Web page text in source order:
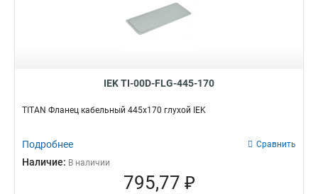
IEK TI-00D-FLG-445-170
TITAN Фланец кабельный 445х170 глухой IEK
Подробнее Сравнить
Наличие: В наличии
795,77 ₽